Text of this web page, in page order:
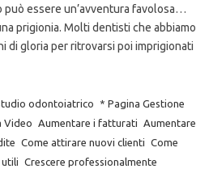
essere un’avventura favolosa…
prigionia. Molti dentisti che abbiamo
di gloria per ritrovarsi poi imprigionati
odontoiatrico
* Pagina Gestione
Video Aumentare i fatturati Aumentare
Come attirare nuovi clienti Come
utili Crescere professionalmente